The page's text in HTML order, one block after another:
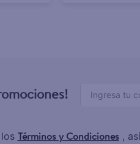
Términos y Condiciones,